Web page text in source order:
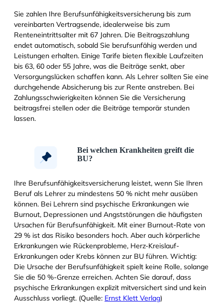
Sie zahlen Ihre Berufsunfähigkeitsversicherung bis zum
vereinbarten Vertragsende, idealerweise bis zum
Renteneintrittsalter mit 67 Jahren. Die Beitragszahlung
endet automatisch, sobald Sie berufsunfähig werden und
Leistungen erhalten. Einige Tarife bieten flexible Laufzeiten
bis 63, 60 oder 55 Jahre, was die Beiträge senkt, aber
Versorgungslücken schaffen kann. Als Lehrer sollten Sie eine
durchgehende Absicherung bis zur Rente anstreben. Bei
Zahlungsschwierigkeiten können Sie die Versicherung
beitragsfrei stellen oder die Beiträge temporär stunden
lassen.
Bei welchen Krankheiten greift die
BU?
Ihre Berufsunfähigkeitsversicherung leistet, wenn Sie Ihren
Beruf als Lehrer zu mindestens 50 % nicht mehr ausüben
können. Bei Lehrern sind psychische Erkrankungen wie
Burnout, Depressionen und Angststörungen die häufigsten
Ursachen für Berufsunfähigkeit. Mit einer Burnout-Rate von
29 % ist das Risiko besonders hoch. Aber auch körperliche
Erkrankungen wie Rückenprobleme, Herz-Kreislauf-
Erkrankungen oder Krebs können zur BU führen. Wichtig:
Die Ursache der Berufsunfähigkeit spielt keine Rolle, solange
Sie die 50 %-Grenze erreichen. Achten Sie darauf, dass
psychische Erkrankungen explizit mitversichert sind und kein
Ausschluss vorliegt. (Quelle: Ernst Klett Verlag)